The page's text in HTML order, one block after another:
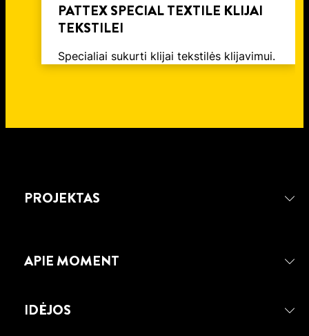
PATTEX SPECIAL TEXTILE KLIJAI
TEKSTILEI
Specialiai sukurti klijai tekstilės klijavimui.
PROJEKTAS
APIE MOMENT
IDĖJOS